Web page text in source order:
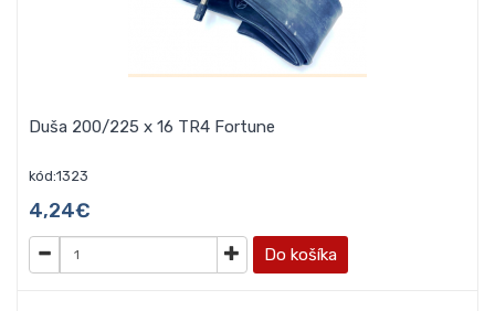
Duša 200/225 x 16 TR4 Fortune
kód:1323
4,24€
Do košíka